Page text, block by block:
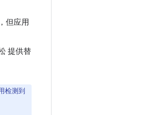
但应用
提供替
检测到